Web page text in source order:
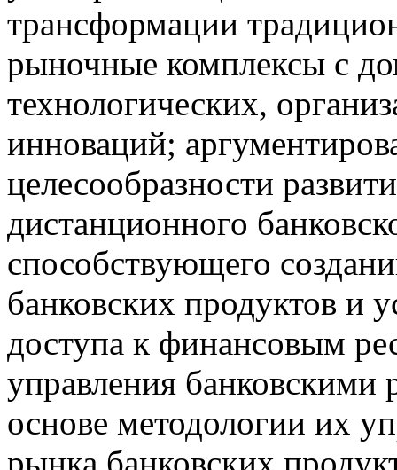
трансформации
рыночные комплексы с
технологических,
инноваций;
целесообразности
дистанционного
способствующего
банковских продуктов и
доступа к финансовым
управления банковскими
основе методологии их